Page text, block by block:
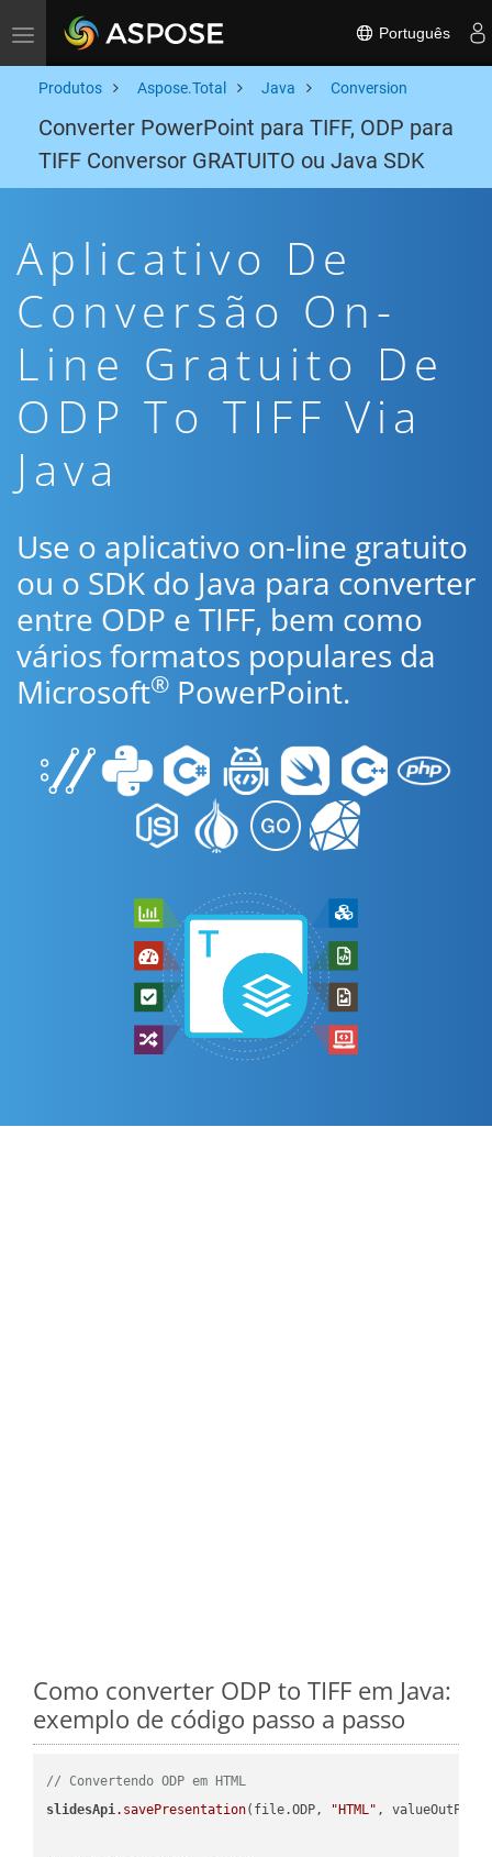
Toggle navigation Português
Produtos Aspose.Total Java Conversion
Converter PowerPoint para TIFF, ODP para
TIFF Conversor GRATUITO ou Java SDK
Aplicativo De
Conversão On-
Line Gratuito De
ODP To TIFF Via
Java
Use o aplicativo on-line gratuito
ou o SDK do Java para converter
entre ODP e TIFF, bem como
vários formatos populares da
Microsoft® PowerPoint.
Como converter ODP to TIFF em Java:
exemplo de código passo a passo
// Convertendo ODP em HTML
slidesApi.savePresentation(file.ODP, "HTML" ,